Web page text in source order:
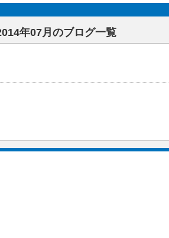
年07月のブログ一覧